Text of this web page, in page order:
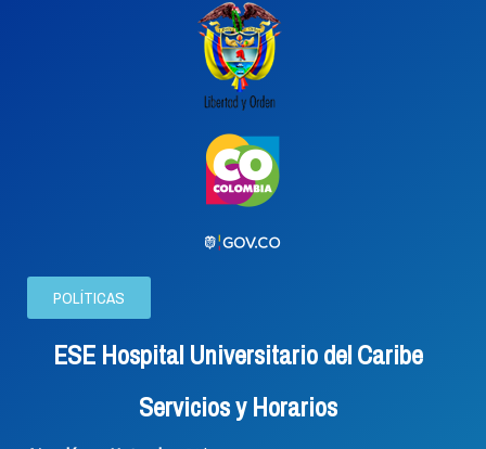
POLÍTICAS
ESE Hospital Universitario del Caribe
Servicios y Horarios